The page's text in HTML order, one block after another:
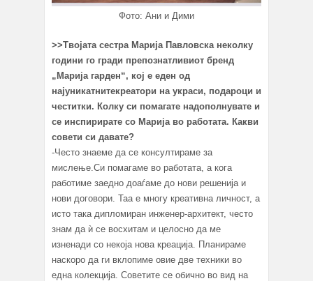
Фото: Ани и Дими
>>Твојата сестра Марија Павловска неколку
години го гради препознатливиот бренд
„Марија гарден“, кој е еден од
најуникатнитекреатори на украси, подароци и
честитки. Колку си помагате надополнувате и
се инспирирате со Марија во работата. Какви
совети си давате?
-Често знаеме да се консултираме за
мислење.Си помагаме во работата, а кога
работиме заедно доаѓаме до нови решенија и
нови договори. Таа е многу креативна личност, а
исто така дипломиран инженер-архитект, често
знам да ѝ се восхитам и целосно да ме
изненади со некоја нова креација. Планираме
наскоро да ги вклопиме овие две техники во
една колекција. Советите се обично во вид на